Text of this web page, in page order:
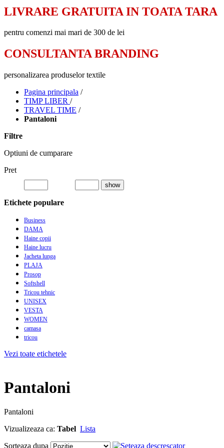
LIVRARE GRATUITA IN TOATA TARA
pentru comenzi mai mari de 300 de lei
CONSULTANTA BRANDING
personalizarea produselor textile
Pagina principala /
TIMP LIBER /
TRAVEL TIME /
Pantaloni
Filtre
Optiuni de cumparare
Pret
show
Etichete populare
Business
DAMA
Haine copii
Haine lucru
Jacheta lunga
PLAJA
Prosop
Softshell
Tricou tehnic
UNISEX
VESTA
WOMEN
camasa
tricou
Vezi toate etichetele
Pantaloni
Pantaloni
Vizualizeaza ca: Tabel Lista
Sorteaza dupa